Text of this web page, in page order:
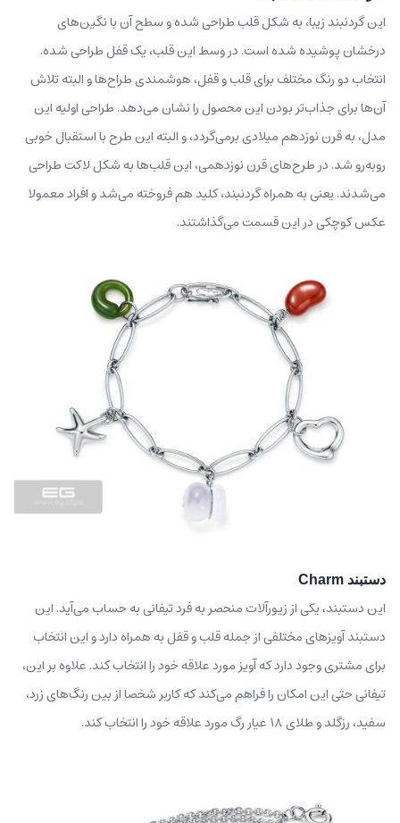
این گردنبند زیبا، به شکل قلب طراحی شده و سطح آن با نگین‌های
درخشان پوشیده شده است. در وسط این قلب، یک قفل طراحی شده.
انتخاب دو رنگ مختلف برای قلب و قفل، هوشمندی طراح‌ها و البته تلاش
آن‌ها برای جذاب‌تر بودن این محصول را نشان می‌دهد. طراحی اولیه این
مدل، به قرن نوزدهم میلادی برمی‌گردد، و البته این طرح با استقبال خوبی
روبه‌رو شد. در طرح‌های قرن نوزدهمی، این قلب‌ها به شکل لاکت طراحی
می‌شدند. یعنی به همراه گردنبند، کلید هم فروخته می‌شد و افراد معمولا
عکس کوچکی در این قسمت می‌گذاشتند.
دستبند Charm
این دستبند، یکی از زیورآلات منحصر به فرد تیفانی به حساب می‌آید. این
دستبند آویزهای مختلفی از جمله قلب و قفل به همراه دارد و این انتخاب
برای مشتری وجود دارد که آویز مورد علاقه خود را انتخاب کند. علاوه بر این،
تیفانی حتی این امکان را فراهم می‌کند که کاربر شخصا از بین رنگ‌های زرد،
سفید، رزگلد و طلای ۱۸ عیار رگ مورد علاقه خود را انتخاب کند.